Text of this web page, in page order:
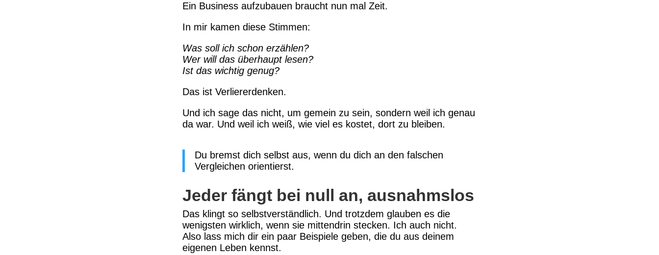
Ein Business aufzubauen braucht nun mal Zeit.
In mir kamen diese Stimmen:
Was soll ich schon erzählen?
Wer will das überhaupt lesen?
Ist das wichtig genug?
Das ist Verliererdenken.
Und ich sage das nicht, um gemein zu sein, sondern weil ich genau
da war. Und weil ich weiß, wie viel es kostet, dort zu bleiben.
Du bremst dich selbst aus, wenn du dich an den falschen
Vergleichen orientierst.
Jeder fängt bei null an, ausnahmslos
Das klingt so selbstverständlich. Und trotzdem glauben es die
wenigsten wirklich, wenn sie mittendrin stecken. Ich auch nicht.
Also lass mich dir ein paar Beispiele geben, die du aus deinem
eigenen Leben kennst.